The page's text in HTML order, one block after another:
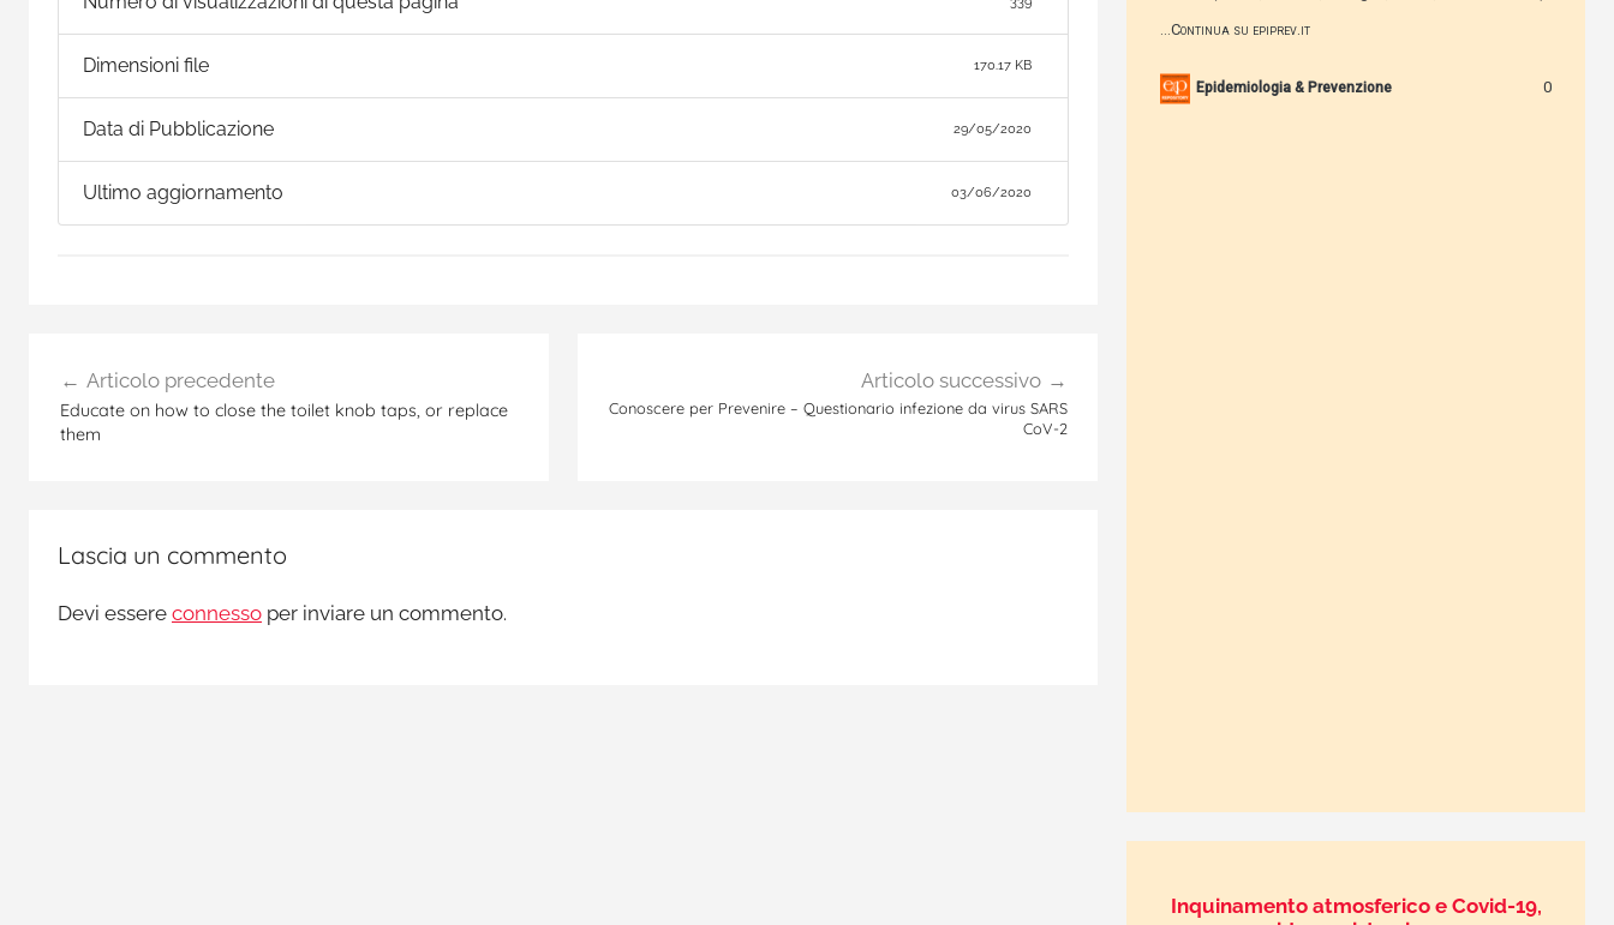
Dimensioni file 170.17 KB
Data di Pubblicazione 29/05/2020
Ultimo aggiornamento 03/06/2020
articoli
Articolo precedente
Educate on how to close the toilet knob taps, or replace
them
Articolo successivo
Conoscere per Prevenire – Questionario infezione da virus SARS
CoV-2
Lascia un commento
Devi essere connesso per inviare un commento.
Inquinamento atmosferico e Covid-19,